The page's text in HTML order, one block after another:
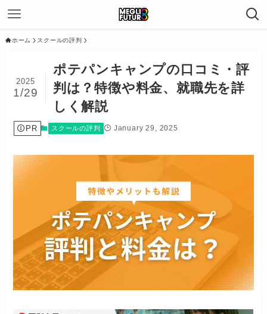
ホーム スクールの評判
ポテパンキャンプの口コミ・評
判は？特徴や料金、就職先を詳
しく解説
2025
1/29
PR スクールの評判 January 29, 2025